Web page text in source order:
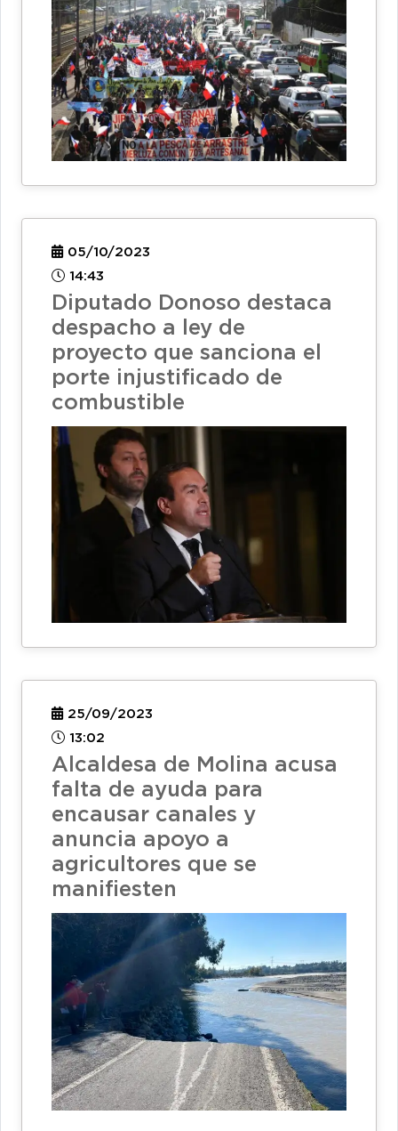
05/10/2023
14:43
Diputado Donoso destaca
despacho a ley de
proyecto que sanciona el
porte injustificado de
combustible
25/09/2023
13:02
Alcaldesa de Molina acusa
falta de ayuda para
encausar canales y
anuncia apoyo a
agricultores que se
manifiesten